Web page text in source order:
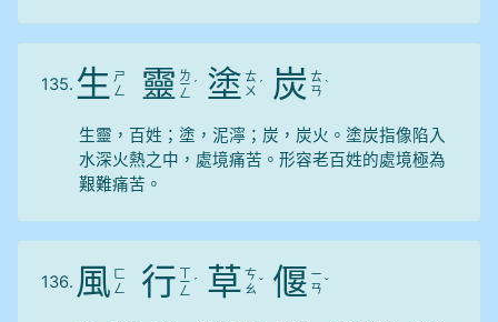
135. 生 ㄕ
ㄥ
靈 ㄌ
ㄧ
ㄥ
ˊ 塗 ㄊ
ㄨ ˊ 炭 ㄊ
ㄢ ˋ
生靈，百姓；塗，泥濘；炭，炭火。塗炭指像陷入
水深火熱之中，處境痛苦。形容老百姓的處境極為
艱難痛苦。
136. 風 ㄈ
ㄥ
行 ㄒ
ㄧ
ㄥ
ˊ 草 ㄘ
ㄠ ˇ 偃 ㄧ
ㄢ ˇ